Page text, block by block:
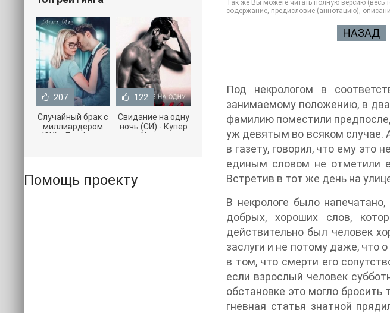
Так же Вы можете читать полную версию (весь
содержание, предисловие (аннотацию),
НАЗАД
Под некрологом в
занимаемому положению, в
фамилию поместили
уж девятым во всяком случае.
в газету, говорил, что ему это
единым словом не отметили
Встретив в тот же день на
В некрологе было
добрых, хороших слов,
действительно был человек
заслуги и не потому даже, что
в том, что смерти его
если взрослый человек
обстановке это могло
гневная статья знатной
207
Случайный брак с
миллиардером
(СИ) - Лав Агата
122
Свидание на одну
ночь (СИ) - Купер
Хелен
Помощь проекту